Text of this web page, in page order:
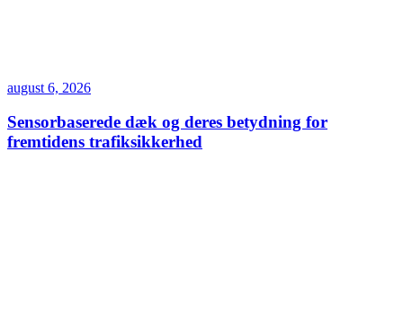
august 6, 2026
Sensorbaserede dæk og deres betydning for
fremtidens trafiksikkerhed